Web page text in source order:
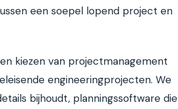
een soepel lopend project en
kiezen van projectmanagement
engineeringprojecten. We
bijhoudt, planningssoftware die